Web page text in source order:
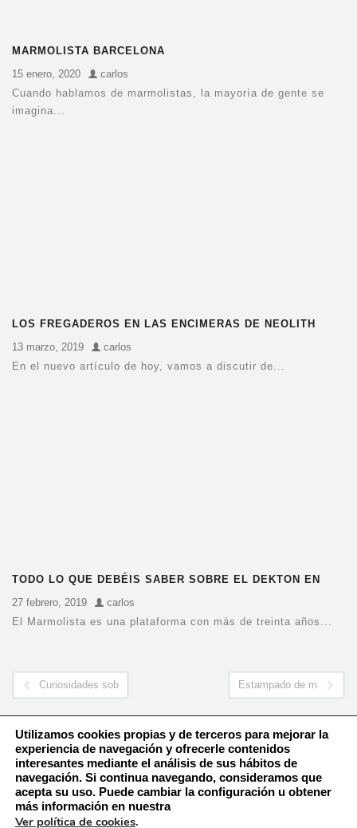
MARMOLISTA BARCELONA
15 enero, 2020
carlos
Cuando hablamos de marmolistas, la mayoría de gente se
imagina...
LOS FREGADEROS EN LAS ENCIMERAS DE NEOLITH
13 marzo, 2019
carlos
En el nuevo artículo de hoy, vamos a discutir de...
TODO LO QUE DEBÉIS SABER SOBRE EL DEKTON EN
27 febrero, 2019
carlos
El Marmolista es una plataforma con más de treinta años...
Curiosidades sobre el mármol Estampado de mármol:
Política de Cookies
Aviso Legal – Política de Privacidad
Utilizamos cookies propias y de terceros para mejorar la
experiencia de navegación y ofrecerle contenidos
interesantes mediante el análisis de sus hábitos de
navegación. Si continua navegando, consideramos que
acepta su uso. Puede cambiar la configuración u obtener
más información en nuestra
Ver política de cookies.